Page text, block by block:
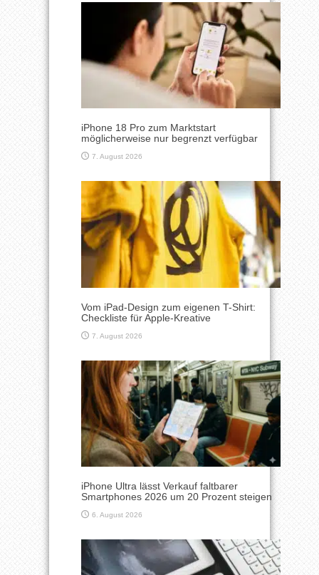
iPhone 18 Pro zum Marktstart
möglicherweise nur begrenzt verfügbar
7. August 2026
Vom iPad-Design zum eigenen T-Shirt:
Checkliste für Apple-Kreative
7. August 2026
iPhone Ultra lässt Verkauf faltbarer
Smartphones 2026 um 20 Prozent steigen
6. August 2026